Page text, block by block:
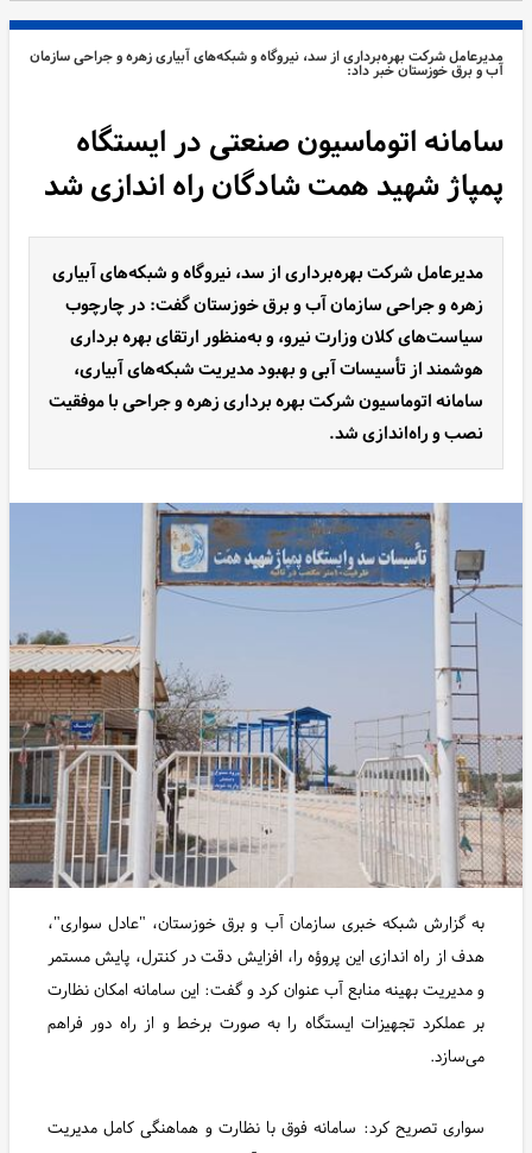
مدیرعامل شرکت بهره‌برداری از سد، نیروگاه و شبکه‌های آبیاری زهره و جراحی سازمان
آب و برق خوزستان خبر داد:
سامانه اتوماسیون صنعتی در ایستگاه
پمپاژ شهید همت شادگان راه اندازی شد
مدیرعامل شرکت بهره‌برداری از سد، نیروگاه و شبکه‌های آبیاری
زهره و جراحی سازمان آب و برق خوزستان گفت: در چارچوب
سیاست‌های کلان وزارت نیرو، و به‌منظور ارتقای بهره ‌برداری
هوشمند از تأسیسات آبی و بهبود مدیریت شبکه‌های آبیاری،
سامانه اتوماسیون شرکت بهره برداری زهره و جراحی با موفقیت
نصب و راه‌اندازی شد.
به گزارش شبکه خبری سازمان آب و برق خوزستان، "عادل سواری"،
هدف از راه اندازی این پروؤه را، افزایش دقت در کنترل، پایش مستمر
و مدیریت بهینه منابع آب عنوان کرد و گفت: این سامانه امکان نظارت
بر عملکرد تجهیزات ایستگاه را به صورت برخط و از راه دور فراهم
می‌سازد.
سواری تصریح کرد: سامانه فوق با نظارت و هماهنگی کامل مدیریت